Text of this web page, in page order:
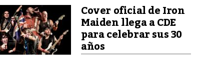
Cover oficial de Iron
Maiden llega a CDE
para celebrar sus 30
años